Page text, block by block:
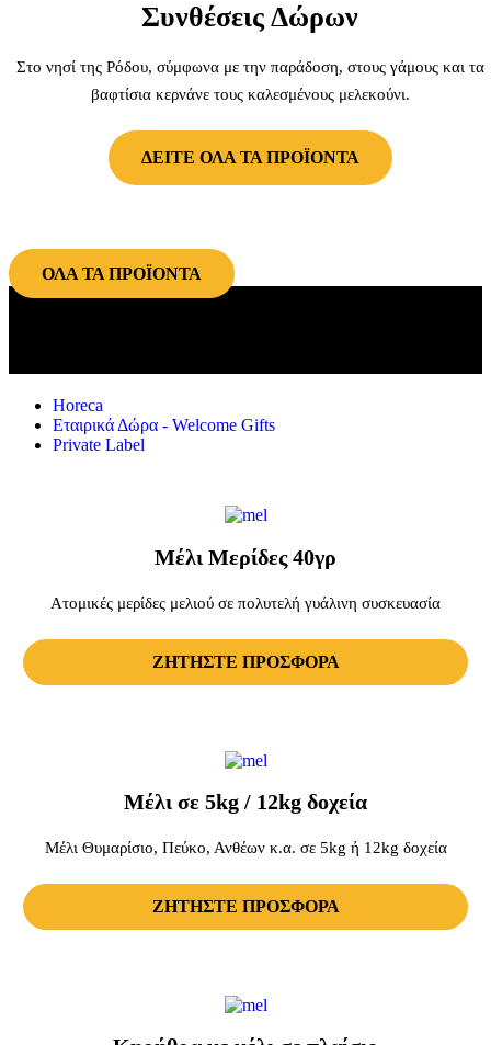
Συνθέσεις Δώρων
Στο νησί της Ρόδου, σύμφωνα με την παράδοση, στους γάμους και τα
βαφτίσια κερνάνε τους καλεσμένους μελεκούνι.
ΔΕΙΤΕ ΟΛΑ ΤΑ ΠΡΟΪΟΝΤΑ
ΟΛΑ ΤΑ ΠΡΟΪΟΝΤΑ
Horeca
Εταιρικά Δώρα - Welcome Gifts
Private Label
Μέλι Μερίδες 40γρ
Ατομικές μερίδες μελιού σε πολυτελή γυάλινη συσκευασία
ΖΗΤΗΣΤΕ ΠΡΟΣΦΟΡΑ
Μέλι σε 5kg / 12kg δοχεία
Μέλι Θυμαρίσιο, Πεύκο, Ανθέων κ.α. σε 5kg ή 12kg δοχεία
ΖΗΤΗΣΤΕ ΠΡΟΣΦΟΡΑ